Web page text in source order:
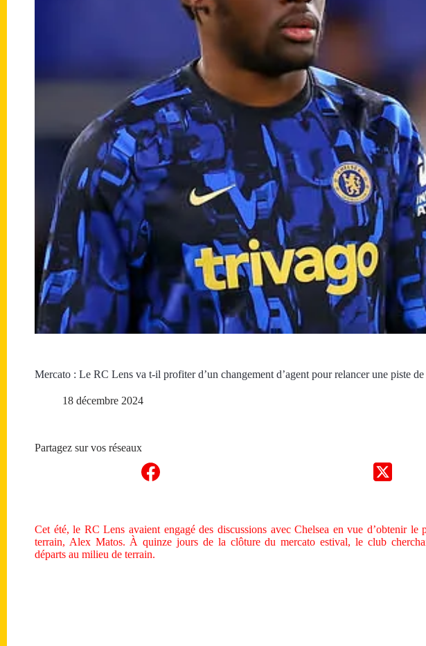
Mercato : Le RC Lens va t-il profiter d’un changement d’agent pour relancer une piste de
18 décembre 2024
Partagez sur vos réseaux
Cet été, le RC Lens avaient engagé des discussions avec Chelsea en vue d’obtenir le
terrain, Alex Matos. À quinze jours de la clôture du mercato estival, le club
départs au milieu de terrain.